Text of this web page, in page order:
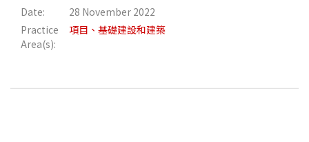
Date:
28 November 2022
Practice
Area(s):
項目、基礎建設和建築